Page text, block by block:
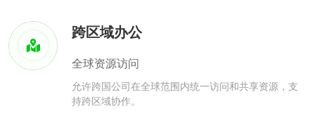
跨区域办公
全球资源访问
允许跨国公司在全球范围内统一访问和共享资源，支
持跨区域协作。